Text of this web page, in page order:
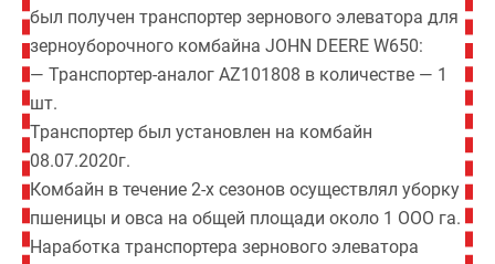
был получен транспортер зернового элеватора для
зерноуборочного комбайна JOНN DEERE W650:
— Транспортер-аналог AZ101808 в количестве — 1
шт.
Транспортер был установлен на комбайн
08.07.2020г.
Комбайн в течение 2-х сезонов осуществлял уборку
пшеницы и овса на общей площади около 1 ООО га.
Наработка транспортера зернового элеватора